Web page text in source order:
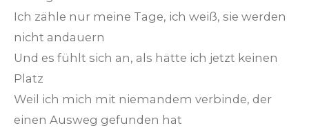
Ich zähle nur meine Tage, ich weiß, sie werden
nicht andauern
Und es fühlt sich an, als hätte ich jetzt keinen
Platz
Weil ich mich mit niemandem verbinde, der
einen Ausweg gefunden hat